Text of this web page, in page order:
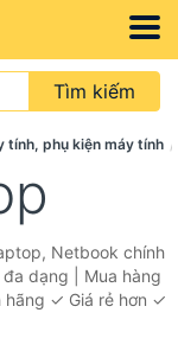
Tìm kiếm
tính, phụ kiện máy tính
Netbook chính
dạng | Mua hàng
hãng ✓ Giá rẻ hơn ✓